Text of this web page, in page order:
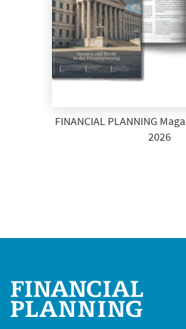
FINANCIAL PLANNING
2026